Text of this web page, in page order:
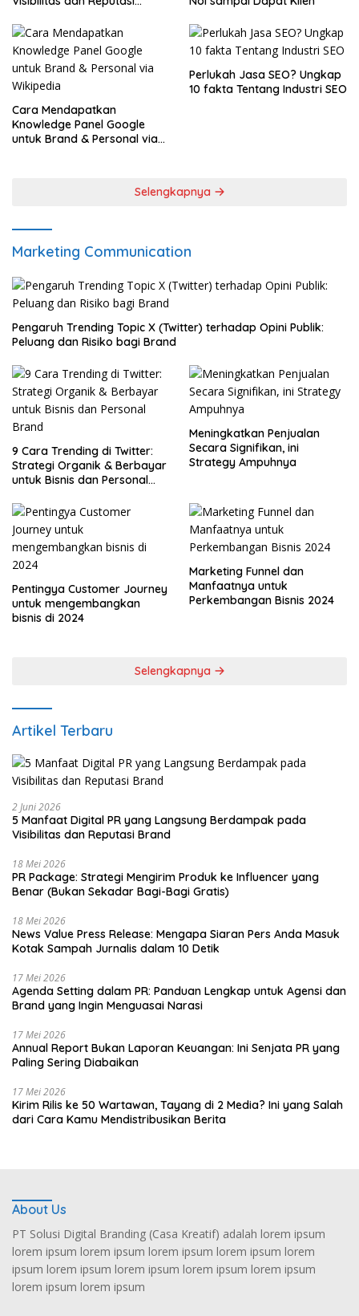
Cara Mendapatkan
Knowledge Panel Google
untuk Brand & Personal via
Perlukah Jasa SEO? Ungkap
10 fakta Tentang Industri SEO
Selengkapnya
Marketing Communication
Pengaruh Trending Topic X (Twitter) terhadap Opini Publik:
Peluang dan Risiko bagi Brand
9 Cara Trending di Twitter:
Strategi Organik & Berbayar
untuk Bisnis dan Personal
Meningkatkan Penjualan
Secara Signifikan, ini
Strategy Ampuhnya
Pentingya Customer Journey
untuk mengembangkan
bisnis di 2024
Marketing Funnel dan
Manfaatnya untuk
Perkembangan Bisnis 2024
Selengkapnya
Artikel Terbaru
2 Juni 2026
5 Manfaat Digital PR yang Langsung Berdampak pada
Visibilitas dan Reputasi Brand
18 Mei 2026
PR Package: Strategi Mengirim Produk ke Influencer yang
Benar (Bukan Sekadar Bagi-Bagi Gratis)
18 Mei 2026
News Value Press Release: Mengapa Siaran Pers Anda Masuk
Kotak Sampah Jurnalis dalam 10 Detik
17 Mei 2026
Agenda Setting dalam PR: Panduan Lengkap untuk Agensi dan
Brand yang Ingin Menguasai Narasi
17 Mei 2026
Annual Report Bukan Laporan Keuangan: Ini Senjata PR yang
Paling Sering Diabaikan
17 Mei 2026
Kirim Rilis ke 50 Wartawan, Tayang di 2 Media? Ini yang Salah
dari Cara Kamu Mendistribusikan Berita
About Us
PT Solusi Digital Branding (Casa Kreatif) adalah lorem ipsum
lorem ipsum lorem ipsum lorem ipsum lorem ipsum lorem
ipsum lorem ipsum lorem ipsum lorem ipsum lorem ipsum
lorem ipsum lorem ipsum